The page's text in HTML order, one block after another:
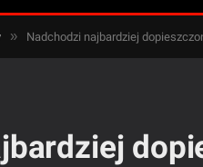
» Nadchodzi najbardziej